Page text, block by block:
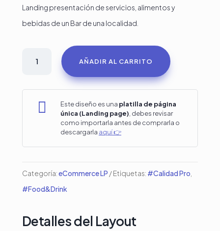
Landing presentación de servicios, alimentos y
bebidas de un Bar de una localidad.
cantidad
AÑADIR AL CARRITO
 Este diseño es una platilla de página
única (Landing page) , debes revisar
como importarla antes de comprarla o
descargarla aquí 👉
Categoría:eCommerce LP Etiquetas: #Calidad Pro
#Food&Drink
Detalles del Layout